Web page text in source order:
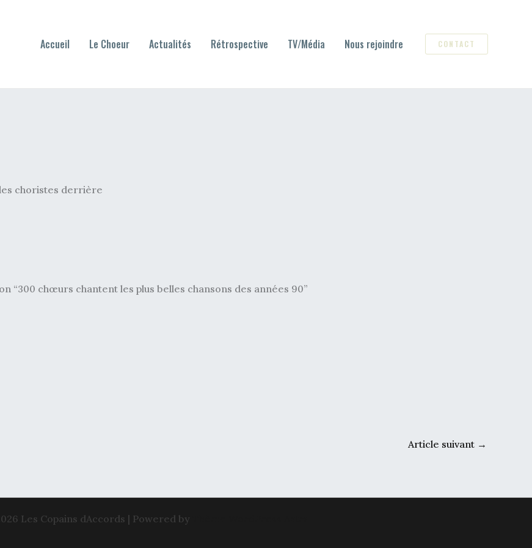
Accueil Le Choeur Actualités Rétrospective TV/Média Nous rejoindre CONTACT
“300 chœurs chantent les plus belles chansons des années 90”
Article suivant →
Les Copains dAccords | Powered by